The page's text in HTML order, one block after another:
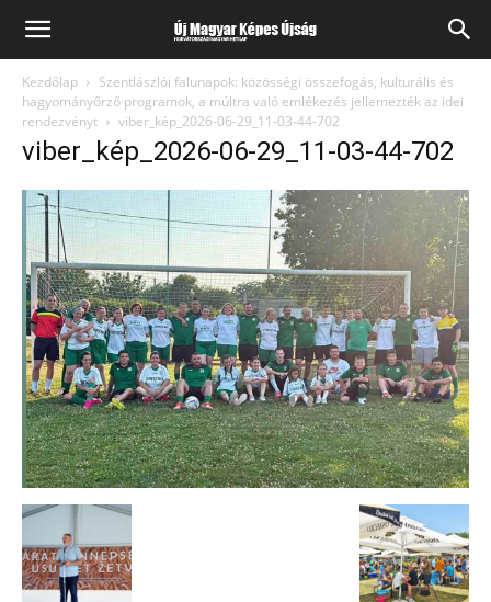
Kezdőlap
Szentlászlói falunapok: közösségi összefogás, kulturális és
hagyományőrző programok, a múltra való emlékezés jellemezték az idei
rendezvényt
viber_kép_2026-06-29_11-03-44-702
viber_kép_2026-06-29_11-03-44-702